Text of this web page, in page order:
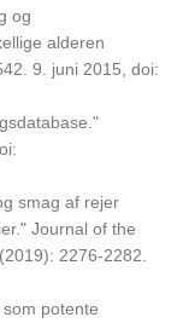
og
alderen
9. juni 2015, doi:
smag af rejer
Journal of the
2276-2282.
potente